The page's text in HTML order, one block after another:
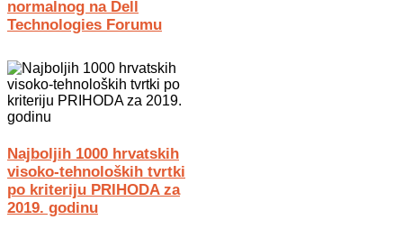
normalnog na Dell
Technologies Forumu
Najboljih 1000 hrvatskih
visoko-tehnoloških tvrtki
po kriteriju PRIHODA za
2019. godinu